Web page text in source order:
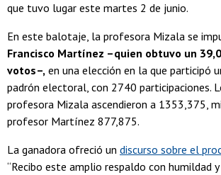
que tuvo lugar este martes 2 de junio.
En este balotaje, la profesora Mizala se
Francisco Martínez –quien obtuvo un
votos–, en una elección en la que participó
padrón electoral, con 2740 participaciones.
profesora Mizala ascendieron a 1353,375,
profesor Martínez 877,875.
La ganadora ofreció un discurso sobre el
“Recibo este amplio respaldo con humildad